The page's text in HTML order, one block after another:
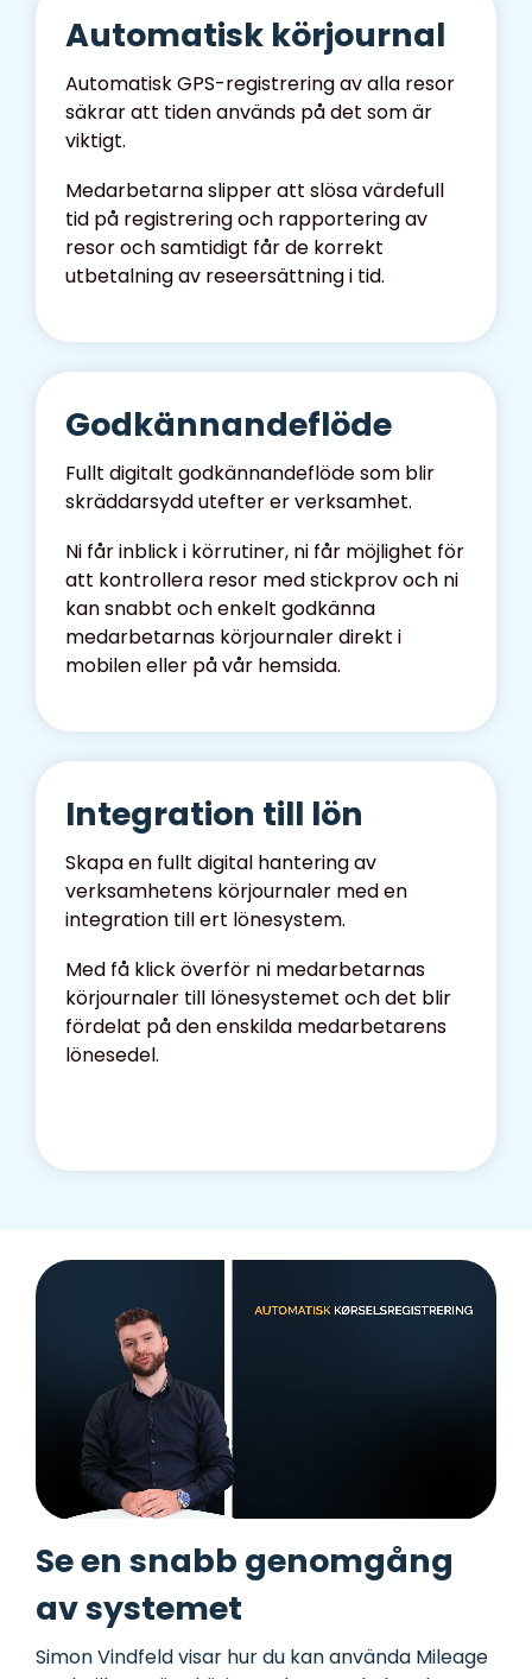
Automatisk körjournal
Automatisk GPS-registrering av alla resor
säkrar att tiden används på det som är
viktigt.
Medarbetarna slipper att slösa värdefull
tid på registrering och rapportering av
resor och samtidigt får de korrekt
utbetalning av reseersättning i tid.
Godkännande­flöde
Fullt digitalt godkännandeflöde som blir
skräddarsydd utefter er verksamhet.
Ni får inblick i körrutiner, ni får möjlighet för
att kontrollera resor med stickprov och ni
kan snabbt och enkelt godkänna
medarbetarnas körjournaler direkt i
mobilen eller på vår hemsida.
Integration till lön
Skapa en fullt digital hantering av
verksamhetens körjournaler med en
integration till ert lönesystem.
Med få klick överför ni medarbetarnas
körjournaler till lönesystemet och det blir
fördelat på den enskilda medarbetarens
lönesedel.
Se en snabb genomgång
av systemet
Simon Vindfeld visar hur du kan använda Mileage